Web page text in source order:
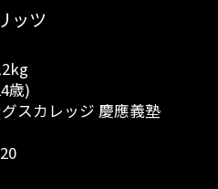
ッツ
歳)
スカレッジ 慶應義塾